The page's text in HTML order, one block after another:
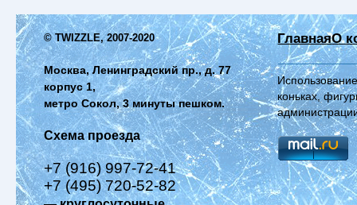
© TWIZZLE, 2007-2020
Москва, Ленинградский пр., д. 77
корпус 1,
метро Сокол, 3 минуты пешком.
Схема проезда
+7 (916) 997-72-41
+7 (495) 720-52-82
ГлавнаяО
коньках,